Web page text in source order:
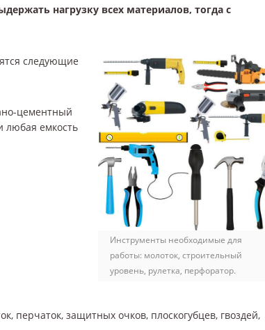
нагрузку всех материалов, тогда с
Инструменты необходимые для
работы: молоток, строительный
уровень, рулетка, перфоратор.
следующие
цементный
любая емкость
перчаток, защитных очков, плоскогубцев, гвоздей,